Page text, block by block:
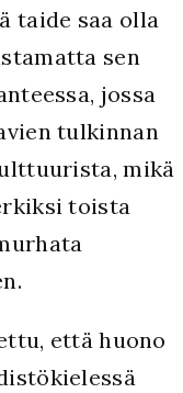
taide saa olla
sen
jossa
tulkinnan
mikä
toista
että huono